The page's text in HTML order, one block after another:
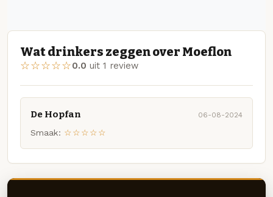
Wat drinkers zeggen over Moeflon
☆☆☆☆☆0.0 uit 1 review
De Hopfan 06-08-2024
Smaak: ☆☆☆☆☆